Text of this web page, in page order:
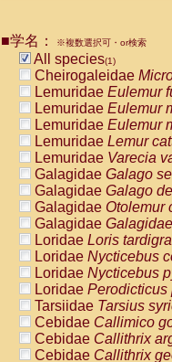
CebidaeCebus
CebidaeCebus
CebidaeSaimiri
CebidaeSaimiri
AtelidaeAlouatta
AtelidaeAlouatta
AtelidaeAlouatta
AtelidaeAlouatta
AtelidaeAteles
AtelidaeAteles
AtelidaeAteles
AtelidaeAtelesspp.(0)
Atelidae Lagothrix
AtelidaeLagothrix
PitheciidaeCacajao
Pitheciidae
Pitheciidae
Pitheciidae
Pitheciidae
Pitheciidae
■学名： ※複数選択可・or検索
All species(1)
Cheirogaleidae
Lemuridae Eulemur
Lemuridae Eulemur
Lemuridae Eulemur
Lemuridae Lemur
Lemuridae Varecia
Galagidae Galago
Galagidae Galago
Galagidae Otolemur
Galagidae Galagidae
Loridae Loris
Loridae Nycticebus
Loridae Nycticebus
Loridae Perodicticus
Tarsiidae Tarsius
Cebidae Callimico
Cebidae Callithrix
Cebidae Callithrix